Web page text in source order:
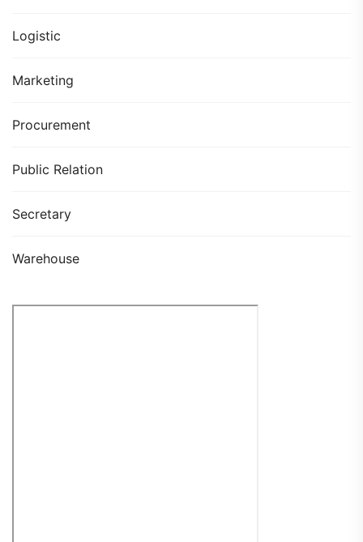
Logistic
Marketing
Procurement
Public Relation
Secretary
Warehouse